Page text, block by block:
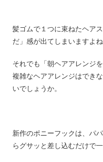
髪ゴムで１つに束ねたヘア
だ」感が出てしまいますよね
それでも「朝ヘアアレンジ
複雑なヘアアレンジはでき
いでしょうか。
新作のポニーフックは、パ
らグサッと差し込むだけで